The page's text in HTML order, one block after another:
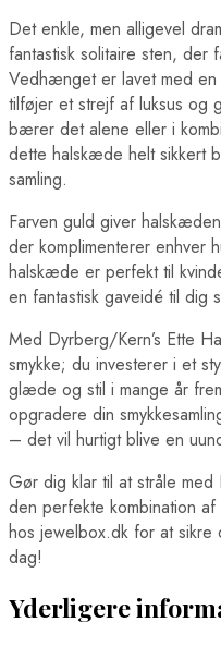
Det enkle, men alligevel
fantastisk solitaire sten, der
Vedhænget er lavet med en
tilføjer et strejf af luksus og
bærer det alene eller i
dette halskæde helt sikkert
samling.
Farven guld giver
der komplimenterer enhver
halskæde er perfekt til
en fantastisk gaveidé til dig
Med Dyrberg/Kern’s Ette
smykke; du investerer i et
glæde og stil i mange år
opgradere din
– det vil hurtigt blive en
Gør dig klar til at stråle
den perfekte kombination
hos jewelbox.dk for at sikre
dag!
Yderligere